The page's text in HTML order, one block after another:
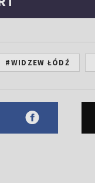
#WIDZEW ŁÓDŹ